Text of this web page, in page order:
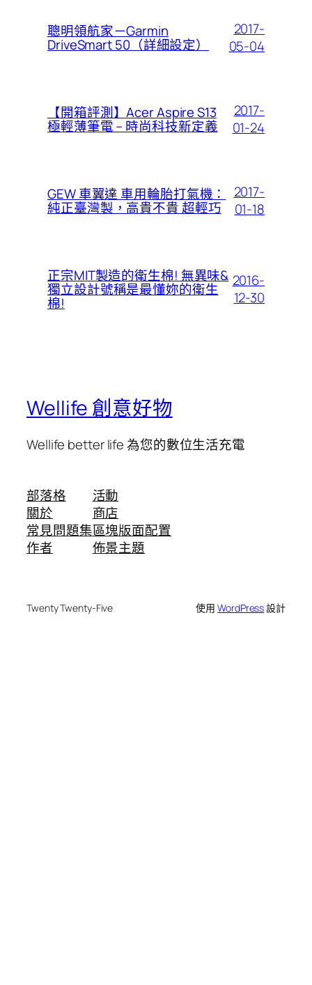
聰明領航家－Garmin
DriveSmart 50（詳細設定）
2017-
05-04
【開箱評測】Acer Aspire S13
極輕薄筆電 – 時尚科技新定義
2017-
01-24
GEW 車翼達 車用輪胎打氣機：
純正臺灣製，高貴不貴 超輕巧
2017-
01-18
正宗MIT製造的衛生棉! 無異味&
獨立設計號稱是最懂妳的衛生
棉!
2016-
12-30
Wellife 創意好物
Wellife better life 為您的數位生活充電
部落格
關於
常見問題集
作者
活動
商店
區塊版面配置
佈景主題
Twenty Twenty-Five 使用WordPress設計